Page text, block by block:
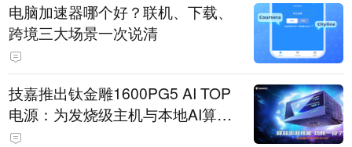
电脑加速器哪个好？联机、下载、
跨境三大场景一次说清
技嘉推出钛金雕1600PG5 AI TOP
电源：为发烧级主机与本地AI算力
打造旗舰供电方案